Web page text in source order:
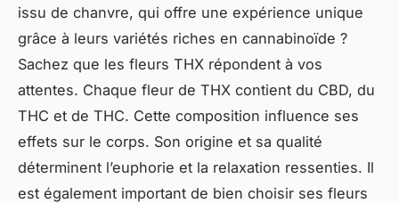
issu de chanvre, qui offre une expérience unique
grâce à leurs variétés riches en cannabinoïde ?
Sachez que les fleurs THX répondent à vos
attentes. Chaque fleur de THX contient du CBD, du
THC et de THC. Cette composition influence ses
effets sur le corps. Son origine et sa qualité
déterminent l’euphorie et la relaxation ressenties. Il
est également important de bien choisir ses fleurs